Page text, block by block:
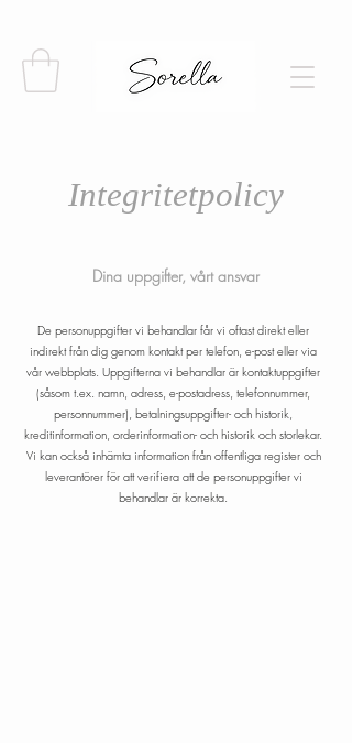
Integritetpolicy
Dina uppgifter, vårt ansvar
De personuppgifter vi behandlar får vi oftast direkt eller
indirekt från dig genom kontakt per telefon, e-post eller via
vår webbplats. Uppgifterna vi behandlar är kontaktuppgifter
(såsom t.ex. namn, adress, e-postadress, telefonnummer,
personnummer), betalningsuppgifter- och historik,
kreditinformation, orderinformation- och historik och storlekar.
Vi kan också inhämta information från offentliga register och
leverantörer för att verifiera att de personuppgifter vi
behandlar är korrekta.